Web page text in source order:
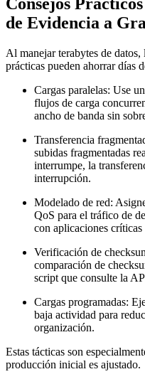
de Evidencia a
Al manejar terabytes de
prácticas pueden ahorrar días
Cargas paralelas: Use
flujos de carga
ancho de banda sin
Transferencia
subidas fragmentadas
interrumpe, la
interrupción.
Modelado de red:
QoS para el tráfico de
con aplicaciones
Verificación de
comparación de
script que consulte la
Cargas programadas:
baja actividad para
organización.
Estas tácticas son
producción inicial es ajustado.